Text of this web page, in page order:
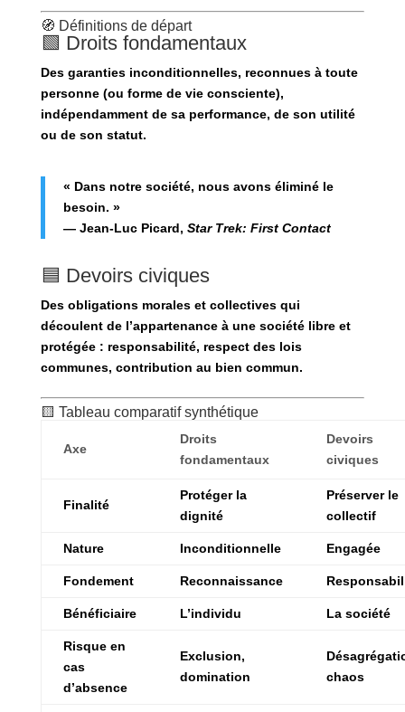
🧭 Définitions de départ
🟩 Droits fondamentaux
Des garanties inconditionnelles, reconnues à toute
personne (ou forme de vie consciente),
indépendamment de sa performance, de son utilité
ou de son statut.
« Dans notre société, nous avons éliminé le
besoin. »
— Jean-Luc Picard, Star Trek: First Contact
🟦 Devoirs civiques
Des obligations morales et collectivesqui
découlent de l’appartenance à une société libre et
protégée : responsabilité, respect des lois
communes, contribution au bien commun.
🟨 Tableau comparatif synthétique
Axe
Droits
fondamentaux
Devoirs
civiques
Finalité
Protéger la
dignité
Préserver le
collectif
Nature Inconditionnelle Engagée
Fondement Reconnaissance
Bénéficiaire L’individu La société
Risque en
cas
d’absence
Exclusion,
domination
chaos